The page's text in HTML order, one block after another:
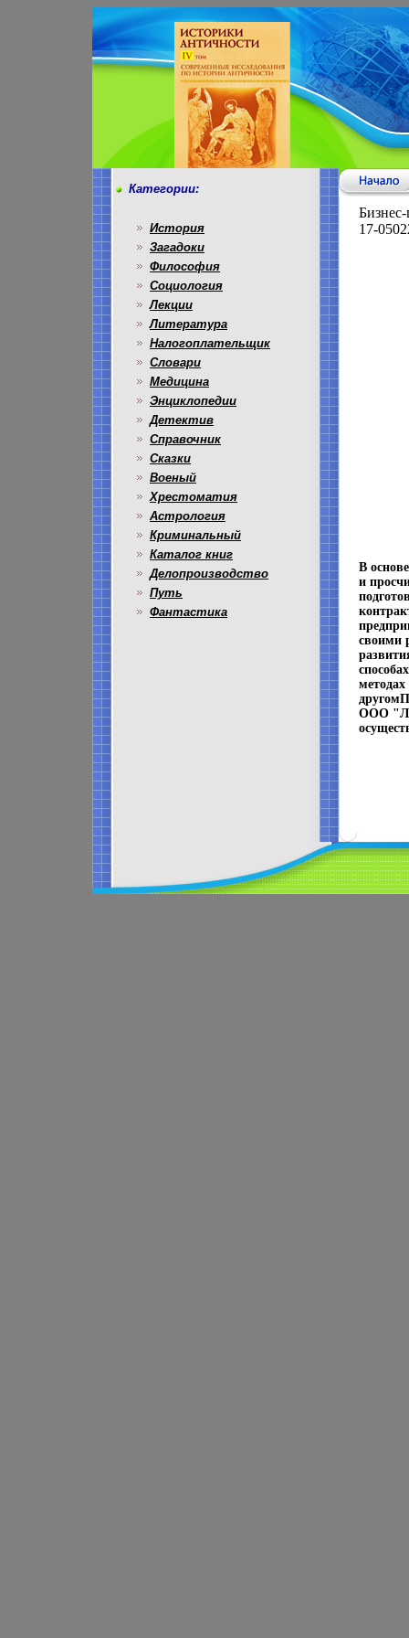
Категории:
История
Загадоки
Философия
Социология
Лекции
Литература
Налогоплательщик
Словари
Медицина
Энциклопедии
Детектив
Справочник
Сказки
Военый
Хрестоматия
Астрология
Криминальный
Каталог книг
Делопроизводство
Путь
Фантастика
17-
В
и
своими
методах
ООО